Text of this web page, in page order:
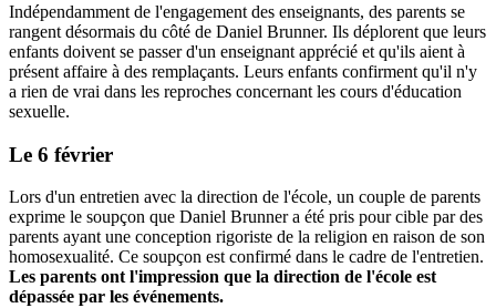
Indépendamment de l'engagement des enseignants, des parents se
rangent désormais du côté de Daniel Brunner. Ils déplorent que leurs
enfants doivent se passer d'un enseignant apprécié et qu'ils aient à
présent affaire à des remplaçants. Leurs enfants confirment qu'il n'y
a rien de vrai dans les reproches concernant les cours d'éducation
sexuelle.
Le 6 février
Lors d'un entretien avec la direction de l'école, un couple de parents
exprime le soupçon que Daniel Brunner a été pris pour cible par des
parents ayant une conception rigoriste de la religion en raison de son
homosexualité. Ce soupçon est confirmé dans le cadre de l'entretien.
Les parents ont l'impression que la direction de l'école est
dépassée par les événements.